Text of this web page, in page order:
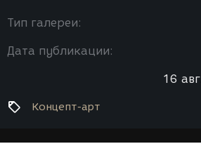
Тип галереи:
Дата публикации:
16
Концепт-арт